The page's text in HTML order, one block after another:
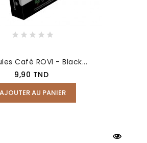
Café ROVI - Black...
Prix
9,90 TND
AJOUTER AU PANIER